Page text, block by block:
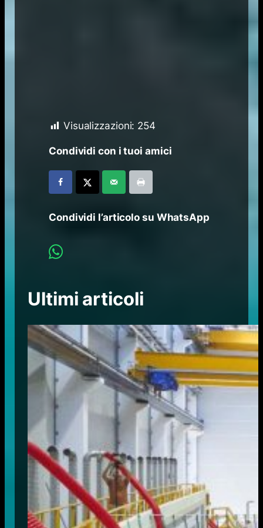
Visualizzazioni: 254
Condividi con i tuoi amici
Condividi l’articolo su WhatsApp
Ultimi articoli